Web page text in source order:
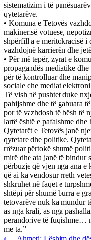
sistematizim i të
qytetarëve.
• Komuna e Tetovës
makinerisë votuese,
shpërfillja e meritokracisë i
vazhdojnë karrierën dhe
• Për më tepër, zyrat e
propagandës mediatike
për të kontrolluar dhe
sociale dhe mediat
Të vish në pushtet duke
pahijshme dhe të gabuara
por të vazhdosh të bësh të
lartë është e pafalshme dhe
Qytetarët e Tetovës janë
qytetare dhe politike.
rrëzuar përtokë shumë
mirë dhe ata janë të bindur
përbuzje që vjen nga ana e
që ai ka vendosur rreth
shkruhet në faqet e
shtëpi për shumë burra e
tetovarëve nuk ka mundur
as nga krali, as nga
perandorive të fuqishme…
me ta.”
⟵ Ahmeti: Lëshim dhe